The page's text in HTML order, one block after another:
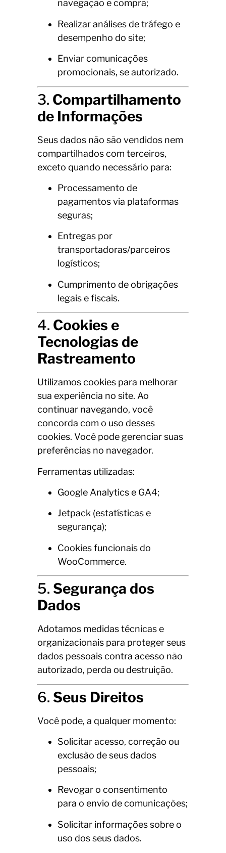
navegação e compra;
Realizar análises de tráfego e
desempenho do site;
Enviar comunicações
promocionais, se autorizado.
3. Compartilhamento
de Informações
Seus dados não são vendidos nem
compartilhados com terceiros,
exceto quando necessário para:
Processamento de
pagamentos via plataformas
seguras;
Entregas por
transportadoras/parceiros
logísticos;
Cumprimento de obrigações
legais e fiscais.
4. Cookies e
Tecnologias de
Rastreamento
Utilizamos cookies para melhorar
sua experiência no site. Ao
continuar navegando, você
concorda com o uso desses
cookies. Você pode gerenciar suas
preferências no navegador.
Ferramentas utilizadas:
Google Analytics e GA4;
Jetpack (estatísticas e
segurança);
Cookies funcionais do
WooCommerce.
5. Segurança dos
Dados
Adotamos medidas técnicas e
organizacionais para proteger seus
dados pessoais contra acesso não
autorizado, perda ou destruição.
6. Seus Direitos
Você pode, a qualquer momento:
Solicitar acesso, correção ou
exclusão de seus dados
pessoais;
Revogar o consentimento
para o envio de comunicações;
Solicitar informações sobre o
uso dos seus dados.